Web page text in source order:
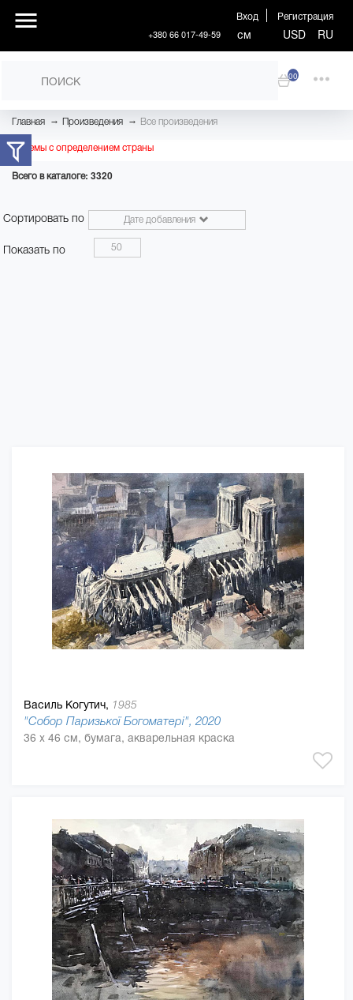
Вход Регистрация
+380 66 017-49-59 см USD RU
00
Главная → Произведения → Все произведения
Проблемы с определением страны
Всего в каталоге: 3320
Сортировать по Дате добавления
Показать по 50
Василь Когутич, 1985
"Собор Паризької Богоматері", 2020
36 x 46 см, бумага, акварельная краска